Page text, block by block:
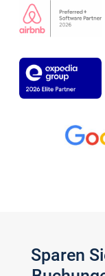
Sparen